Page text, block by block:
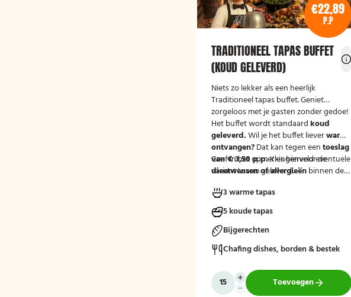
€22,89
P.P
TRADITIONEEL TAPAS BUFFET
(KOUD GELEVERD)
Niets zo lekker als een heerlijk
Traditioneel tapas buffet. Geniet
zorgeloos met je gasten zonder gedoe!
Het buffet wordt standaardkoud
geleverd.Wil je het buffet lieverwarm
ontvangen?Dat kan tegen eentoeslag
van € 3,50 p.p.Kies hiervoor de
variant 'warm geleverd'.
Geef in het opmerkingenveld eventuele
dieetwensen of allergieënbinnen de
mee kunnen houden.
3 warme tapas
5 koude tapas
Bijgerechten
Chafing dishes, borden & bestek
Toevoegen